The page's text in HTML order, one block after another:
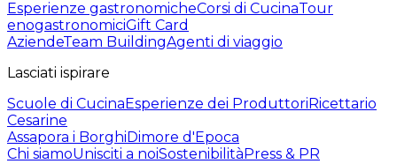
Esperienze gastronomicheCorsi di CucinaTour
enogastronomiciGift Card
AziendeTeam BuildingAgenti di viaggio
Lasciati ispirare
Scuole di CucinaEsperienze dei ProduttoriRicettario
Cesarine
Assapora i BorghiDimore d'Epoca
Chi siamoUnisciti a noiSostenibilitàPress & PR